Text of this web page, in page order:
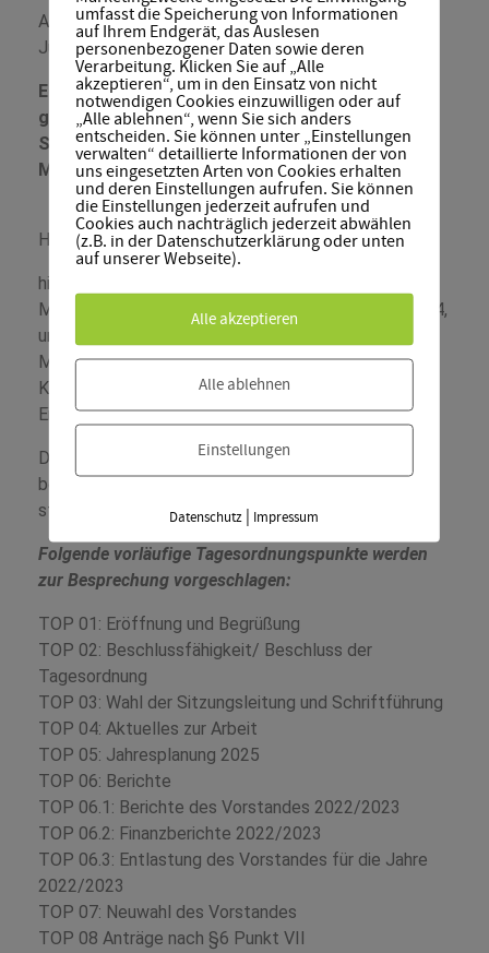
An alle Mitglieder des
Jugendnetzwerk Lambda Mitteldeutschland e.V.
Einladung zur digitale Mitgliederversammlung
gemäß § 6 VI in Verbindung mit § 6 XV der
Satzung des Jugendnetzwerk Lambda
Mitteldeutschland e.V.
Hallo liebes Mitglied,
hiermit laden wir Dich recht herzlich zur digitalen
Mitgliederversammlung am Samstag, den 28.12.2024,
um 10.00 Uhr (bis ca. 12.00 Uhr) via Zoom Meeting:
Meeting-ID: 844 4529 7680
Kenncode: 094926 ein. Alle Einwahldaten sind der
Einladung angehangen.
Die Mitgliederversammlung wird auf Grund der
besseren organisatorischen Lösung in digitaler Form
stattfinden.
Folgende vorläufige Tagesordnungspunkte werden
zur Besprechung vorgeschlagen:
TOP 01: Eröffnung und Begrüßung
TOP 02: Beschlussfähigkeit/ Beschluss der
Tagesordnung
TOP 03: Wahl der Sitzungsleitung und Schriftführung
TOP 04: Aktuelles zur Arbeit
TOP 05: Jahresplanung 2025
TOP 06: Berichte
TOP 06.1: Berichte des Vorstandes 2022/2023
TOP 06.2: Finanzberichte 2022/2023
TOP 06.3: Entlastung des Vorstandes für die Jahre
2022/2023
TOP 07: Neuwahl des Vorstandes
TOP 08 Anträge nach §6 Punkt VII
umfasst die Speicherung von Informationen
auf Ihrem Endgerät, das Auslesen
personenbezogener Daten sowie deren
Verarbeitung. Klicken Sie auf „Alle
akzeptieren“, um in den Einsatz von nicht
notwendigen Cookies einzuwilligen oder auf
„Alle ablehnen“, wenn Sie sich anders
entscheiden. Sie können unter „Einstellungen
verwalten“ detaillierte Informationen der von
uns eingesetzten Arten von Cookies erhalten
und deren Einstellungen aufrufen. Sie können
die Einstellungen jederzeit aufrufen und
Cookies auch nachträglich jederzeit abwählen
(z.B. in der Datenschutzerklärung oder unten
auf unserer Webseite).
Alle akzeptieren
Alle ablehnen
Einstellungen
Datenschutz | Impressum